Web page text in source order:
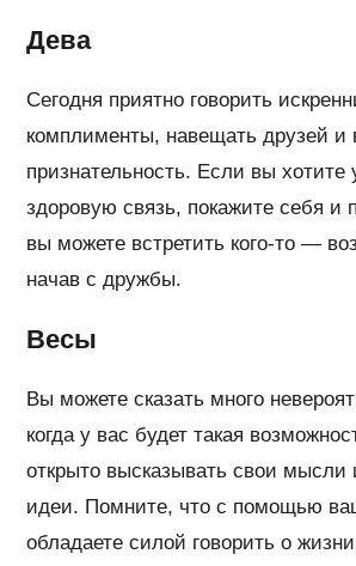
Дева
Сегодня приятно говорить
комплименты, навещать друзей и
признательность. Если вы хотите
здоровую связь, покажите себя и
вы можете встретить кого-то —
начав с дружбы.
Весы
Вы можете сказать много
когда у вас будет такая
открыто высказывать свои мысли
идеи. Помните, что с помощью
обладаете силой говорить о